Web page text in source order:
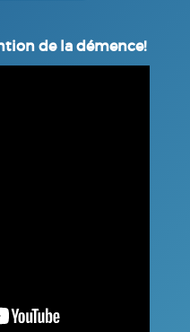
de la démence!